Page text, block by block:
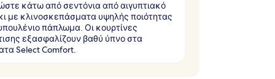
κάτω από σεντόνια από αιγυπτιακό
με κλινοσκεπάσματα υψηλής ποιότητας
πάπλωμα. Οι κουρτίνες
εξασφαλίζουν βαθύ ύπνο στα
Select Comfort.